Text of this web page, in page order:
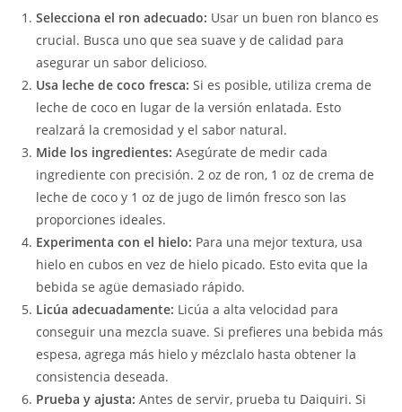
Selecciona el ron adecuado: Usar un buen ron blanco es
crucial. Busca uno que sea suave y de calidad para
asegurar un sabor delicioso.
Usa leche de coco fresca: Si es posible, utiliza crema de
leche de coco en lugar de la versión enlatada. Esto
realzará la cremosidad y el sabor natural.
Mide los ingredientes: Asegúrate de medir cada
ingrediente con precisión. 2 oz de ron, 1 oz de crema de
leche de coco y 1 oz de jugo de limón fresco son las
proporciones ideales.
Experimenta con el hielo: Para una mejor textura, usa
hielo en cubos en vez de hielo picado. Esto evita que la
bebida se agüe demasiado rápido.
Licúa adecuadamente: Licúa a alta velocidad para
conseguir una mezcla suave. Si prefieres una bebida más
espesa, agrega más hielo y mézclalo hasta obtener la
consistencia deseada.
Prueba y ajusta: Antes de servir, prueba tu Daiquiri. Si